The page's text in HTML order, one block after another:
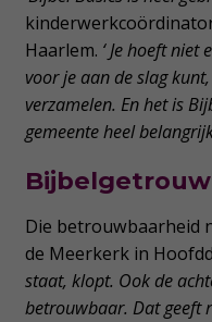
Haarlem. ‘ Je hoeft niet
voor je aan de slag
verzamelen. En het is
gemeente heel
Die betrouwbaarheid
de Meerkerk in
staat, klopt. Ook de
betrouwbaar. Dat geeft